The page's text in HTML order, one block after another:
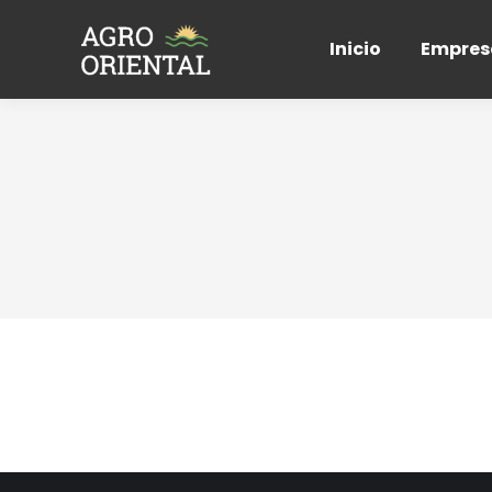
Inicio